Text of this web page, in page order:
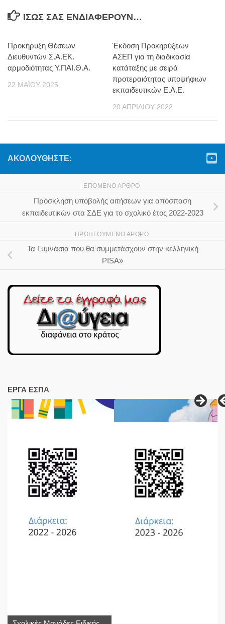
ΊΣΩΣ ΣΑΣ ΕΝΔΙΑΦΈΡΟΥΝ…
Προκήρυξη Θέσεων
Διευθυντών Σ.Α.ΕΚ.
αρμοδιότητας Υ.ΠΑΙ.Θ.Α.
22 ΜΑΪ́ΟΥ 2025
Έκδοση Προκηρύξεων
ΑΣΕΠ για τη διαδικασία
κατάταξης με σειρά
προτεραιότητας υποψήφιων
εκπαιδευτικών Ε.Α.Ε.
20 ΑΠΡΙΛΊΟΥ 2022
ΑΚΟΛΟΥΘΉΣΤΕ:
ΕΠΌΜΕΝΟ ΆΡΘΡΟ
Πρόσκληση υποβολής αιτήσεων για απόσπαση
εκπαιδευτικών στα ΣΔΕ για το σχολικό έτος 2022-2023
ΠΡΟΗΓΟΎΜΕΝΟ ΆΡΘΡΟ
Τα Γυμνάσια που θα συμμετάσχουν στην «ελληνική
PISA»
ΕΡΓΑ ΕΣΠΑ